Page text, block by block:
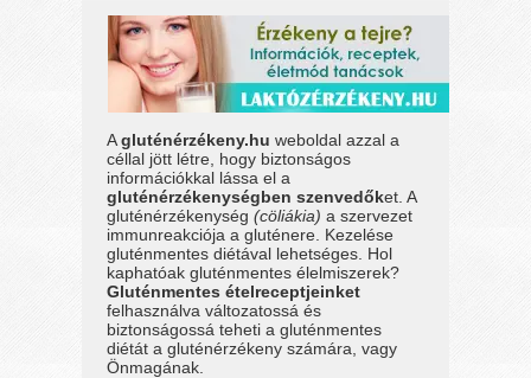
Agluténérzékeny.hu weboldal azzal a
céllal jött létre, hogy biztonságos
információkkal lássa el a
gluténérzékenységben szenvedőket. A
gluténérzékenység(cöliákia) a szervezet
immunreakciója a gluténere. Kezelése
gluténmentes diétával lehetséges. Hol
kaphatóak gluténmentes élelmiszerek?
Gluténmentes ételreceptjeinket
felhasználva változatossá és
biztonságossá teheti a gluténmentes
diétát a gluténérzékeny számára, vagy
Önmagának.